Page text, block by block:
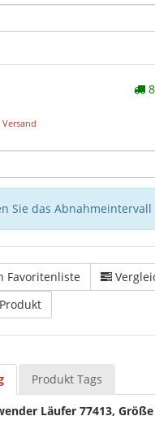
Versand
Sie das Abnahmeintervall
Favoritenliste
Produkt Tags
Läufer 77413,